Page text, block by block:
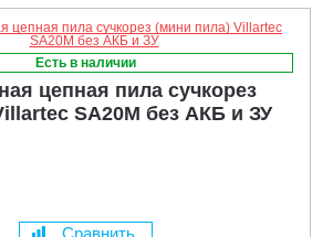
Есть в наличии
цепная пила сучкорез
SA20M без АКБ и ЗУ
Сравнить